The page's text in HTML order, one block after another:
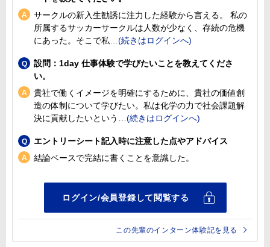
サークルの新入生勧誘に注力した経験から言える。 私の
所属するサッカーサークルは人数が少なく、存続の危機
にあった。そこで私
設問：1day 仕事体験で学びたいことを教えてくださ
い。
貴社で働くイメージを明確にするために、貴社の価値創
造の体制について学びたい。私は化学の力で社会課題解
決に貢献したいという
エントリーシート記入時に注意した点やアドバイス
結論ベースで完結に書くことを意識した。
この先輩のインターン体験記を見る